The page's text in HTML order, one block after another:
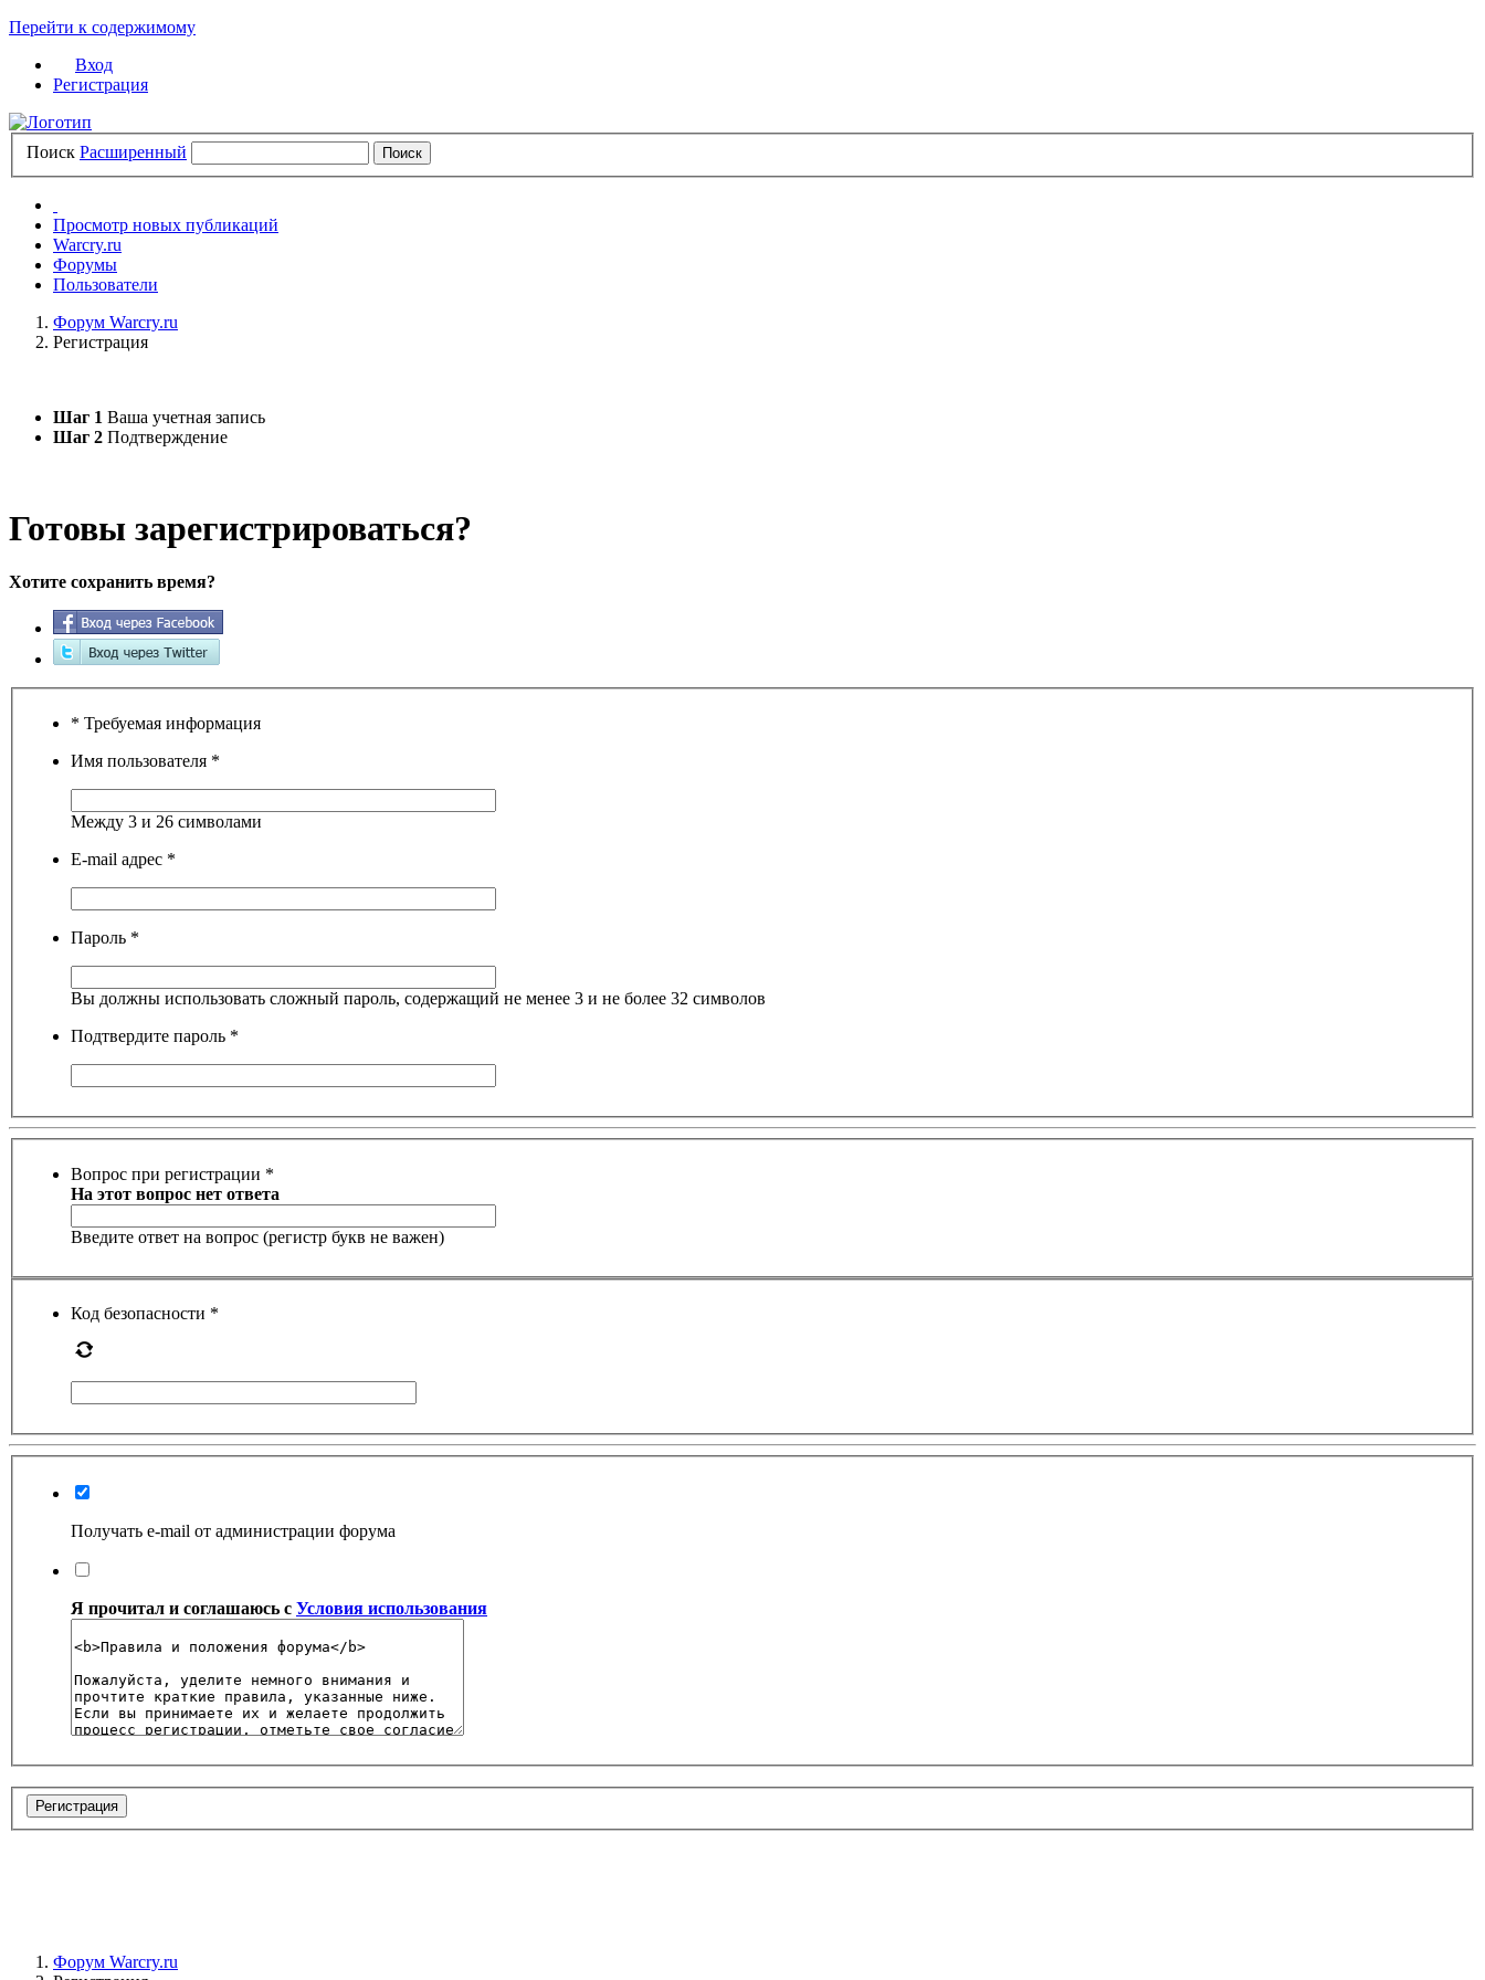
Перейти к содержимому
Вход
Регистрация
Поиск Расширенный
Просмотр новых публикаций
Warcry.ru
Форумы
Пользователи
Форум Warcry.ru
Регистрация
Шаг 1 Ваша учетная запись
Шаг 2 Подтверждение
Готовы зарегистрироваться?
Хотите сохранить время?
* Требуемая информация
Имя пользователя *
Между 3 и 26 символами
E-mail адрес *
Пароль *
Вы должны использовать сложный пароль, содержащий не менее 3 и не более 32 символов
Подтвердите пароль *
Вопрос при регистрации *
На этот вопрос нет ответа
Введите ответ на вопрос (регистр букв не важен)
Код безопасности *
Получать e-mail от администрации форума
Я прочитал и соглашаюсь с Условия использования
Форум Warcry.ru